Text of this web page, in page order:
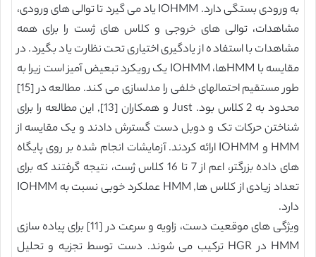
به ورودی بستگی دارد. IOHMM یاد می گیرد تا توالی های ورودی،
مشاهدات، توالی های خروجی و کلاس های ژست را برای همه
مشاهدات با استفاده از یادگیری اختیاری تحت نظارت یاد بگیرد. در
مقایسه با HMMها، IOHMM یک رویکرد تبعیض آمیز است زیرا به
طور مستقیم احتمالهای خلفی را مدلسازی می کند. مطالعه در [15]
محدود به 2 کلاس بود. Just و همکاران [13], این مطالعه را برای
شناختن حرکات تک و دوبل دست گسترش دادند و یک مقایسه از
HMM و IOHMM ارائه کردند. آزمایشات انجام شده بر روی پایگاه
های داده بزرگتر، اعم از 7 تا 16 کلاس ژست، نتیجه گرفتند که برای
تعداد زیادی از کلاس ها, HMM عملکرد خوبی نسبت به IOHMM
دارد.
ویژگی های موقعیت دست، زاویه و سرعت در [11] برای پیاده سازی
HMM در HGR ترکیب می شوند. دست توسط تجزیه و تحلیل